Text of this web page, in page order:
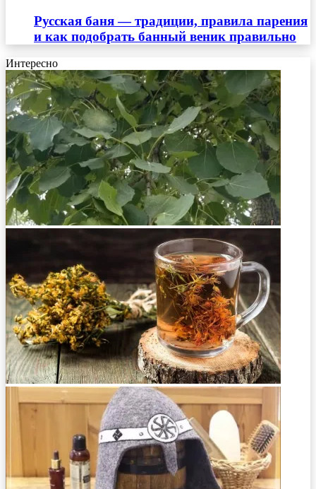
Русская баня — традиции, правила парения
и как подобрать банный веник правильно
Интересно